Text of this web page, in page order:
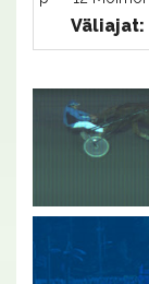
Väliajat: